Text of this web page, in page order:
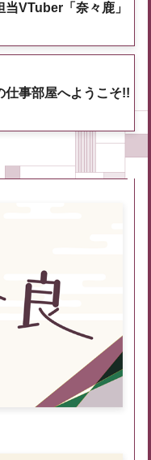
当VTuber「奈々鹿」
仕事部屋へようこそ!!